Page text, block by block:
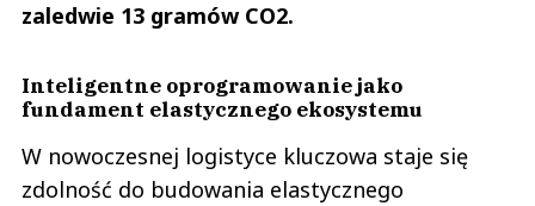
zaledwie 13 gramów CO2.
Inteligentne oprogramowanie jako
fundament elastycznego ekosystemu
W nowoczesnej logistyce kluczowa staje się
zdolność do budowania elastycznego